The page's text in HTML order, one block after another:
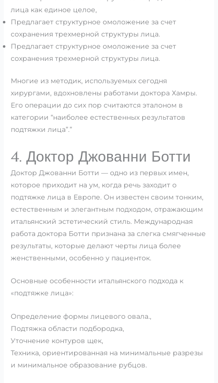
лица как единое целое,
Предлагает структурное омоложение за счет
сохранения трехмерной структуры лица.
Предлагает структурное омоложение за счет
сохранения трехмерной структуры лица.
Многие из методик, используемых сегодня
хирургами, вдохновлены работами доктора Хамры.
Его операции до сих пор считаются эталоном в
категории “наиболее естественных результатов
подтяжки лица”.”
4. Доктор Джованни Ботти
Доктор Джованни Ботти — одно из первых имен,
которое приходит на ум, когда речь заходит о
подтяжке лица в Европе. Он известен своим тонким,
естественным и элегантным подходом, отражающим
итальянский эстетический стиль. Международная
работа доктора Ботти признана за слегка смягченные
результаты, которые делают черты лица более
женственными, особенно у пациенток.
Основные особенности итальянского подхода к
«подтяжке лица»:
Определение формы лицевого овала.,
Подтяжка области подбородка,
Уточнение контуров щек,
Техника, ориентированная на минимальные разрезы
и минимальное образование рубцов.